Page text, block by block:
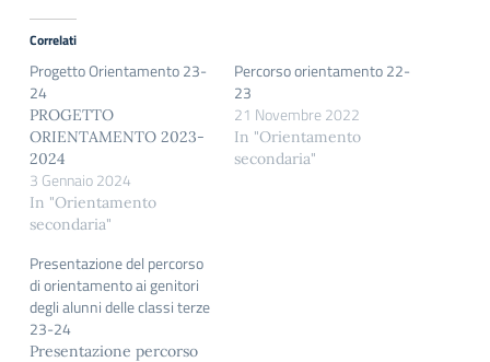
Correlati
Progetto Orientamento 23-
24
PROGETTO
ORIENTAMENTO 2023-
2024
3 Gennaio 2024
In "Orientamento
secondaria"
Percorso orientamento 22-
23
21 Novembre 2022
In "Orientamento
secondaria"
Presentazione del percorso
di orientamento ai genitori
degli alunni delle classi terze
23-24
Presentazione percorso